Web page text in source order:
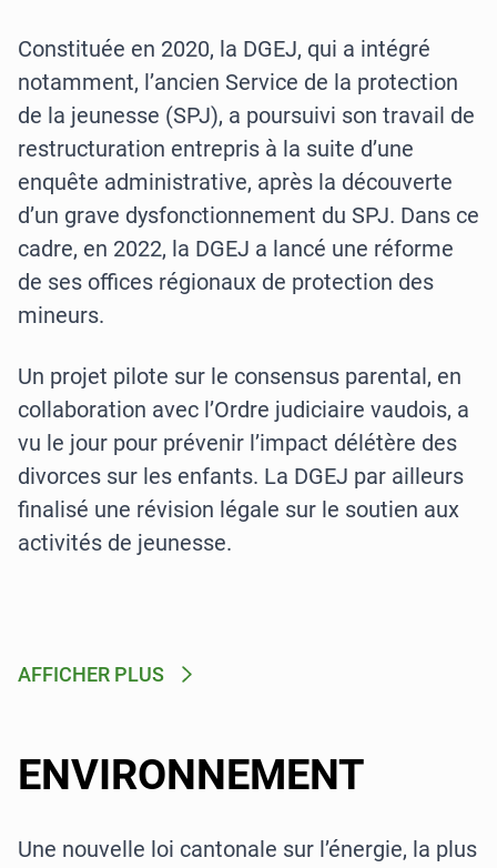
Constituée en 2020, la DGEJ, qui a intégré
notamment, l’ancien Service de la protection
de la jeunesse (SPJ), a poursuivi son travail de
restructuration entrepris à la suite d’une
enquête administrative, après la découverte
d’un grave dysfonctionnement du SPJ. Dans ce
cadre, en 2022, la DGEJ a lancé une réforme
de ses offices régionaux de protection des
mineurs.
Un projet pilote sur le consensus parental, en
collaboration avec l’Ordre judiciaire vaudois, a
vu le jour pour prévenir l’impact délétère des
divorces sur les enfants. La DGEJ par ailleurs
finalisé une révision légale sur le soutien aux
activités de jeunesse.
AFFICHER PLUS
ENVIRONNEMENT
Une nouvelle loi cantonale sur l’énergie, la plus